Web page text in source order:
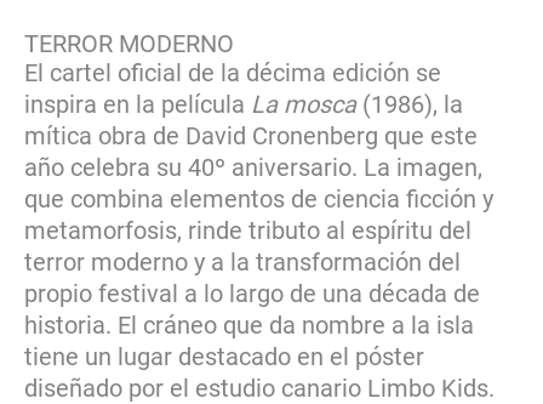
TERROR MODERNO
El cartel oficial de la décima edición se
inspira en la película La mosca(1986), la
mítica obra de David Cronenberg que este
año celebra su 40º aniversario. La imagen,
que combina elementos de ciencia ficción y
metamorfosis, rinde tributo al espíritu del
terror moderno y a la transformación del
propio festival a lo largo de una década de
historia. El cráneo que da nombre a la isla
tiene un lugar destacado en el póster
diseñado por el estudio canario Limbo Kids.